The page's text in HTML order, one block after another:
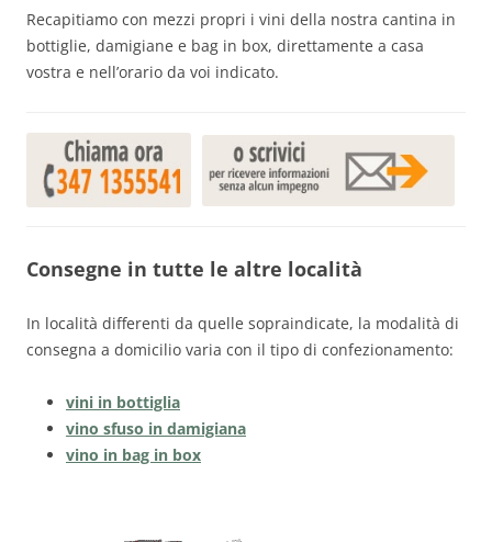
Recapitiamo con mezzi propri i vini della nostra cantina in
bottiglie, damigiane e bag in box, direttamente a casa
vostra e nell’orario da voi indicato.
Consegne in tutte le altre località
In località differenti da quelle sopraindicate, la modalità di
consegna a domicilio varia con il tipo di confezionamento:
vini in bottiglia
vino sfuso in damigiana
vino in bag in box